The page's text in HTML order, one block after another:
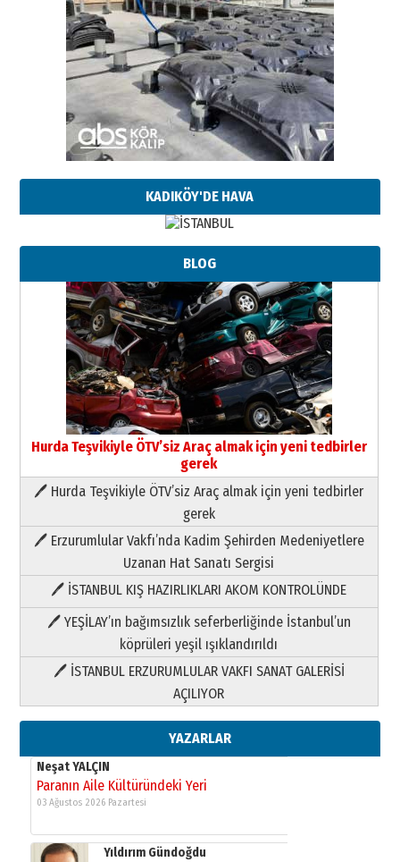
KADIKÖY'DE HAVA
BLOG
Hurda Teşvikiyle ÖTV’siz Araç almak için yeni tedbirler
gerek
🖊 Hurda Teşvikiyle ÖTV’siz Araç almak için yeni tedbirler
gerek
🖊 Erzurumlular Vakfı’nda Kadim Şehirden Medeniyetlere
Uzanan Hat Sanatı Sergisi
🖊 İSTANBUL KIŞ HAZIRLIKLARI AKOM KONTROLÜNDE
🖊 YEŞİLAY’ın bağımsızlık seferberliğinde İstanbul’un
köprüleri yeşil ışıklandırıldı
🖊 İSTANBUL ERZURUMLULAR VAKFI SANAT GALERİSİ
AÇILIYOR
YAZARLAR
Paranın Aile Kültüründeki Yeri
03 Ağustos 2026 Pazartesi
Yıldırım Gündoğdu
HAVVA’NIN ÜÇ KIZI
09 Temmuz 2026 Perşembe
Yusuf POLAT
Şampiyonluk Sebahattin Şirin’e
yazar
11 Mayıs 2026 Pazartesi
Neşat YALÇIN
Paranın Aile Kültüründeki Yeri
03 Ağustos 2026 Pazartesi
Yıldırım Gündoğdu